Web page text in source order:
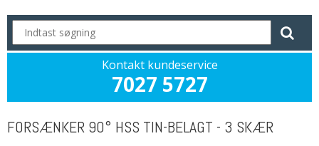
Kontakt kundeservice
7027 5727
FORSÆNKER 90° HSS TIN-BELAGT - 3 SKÆR